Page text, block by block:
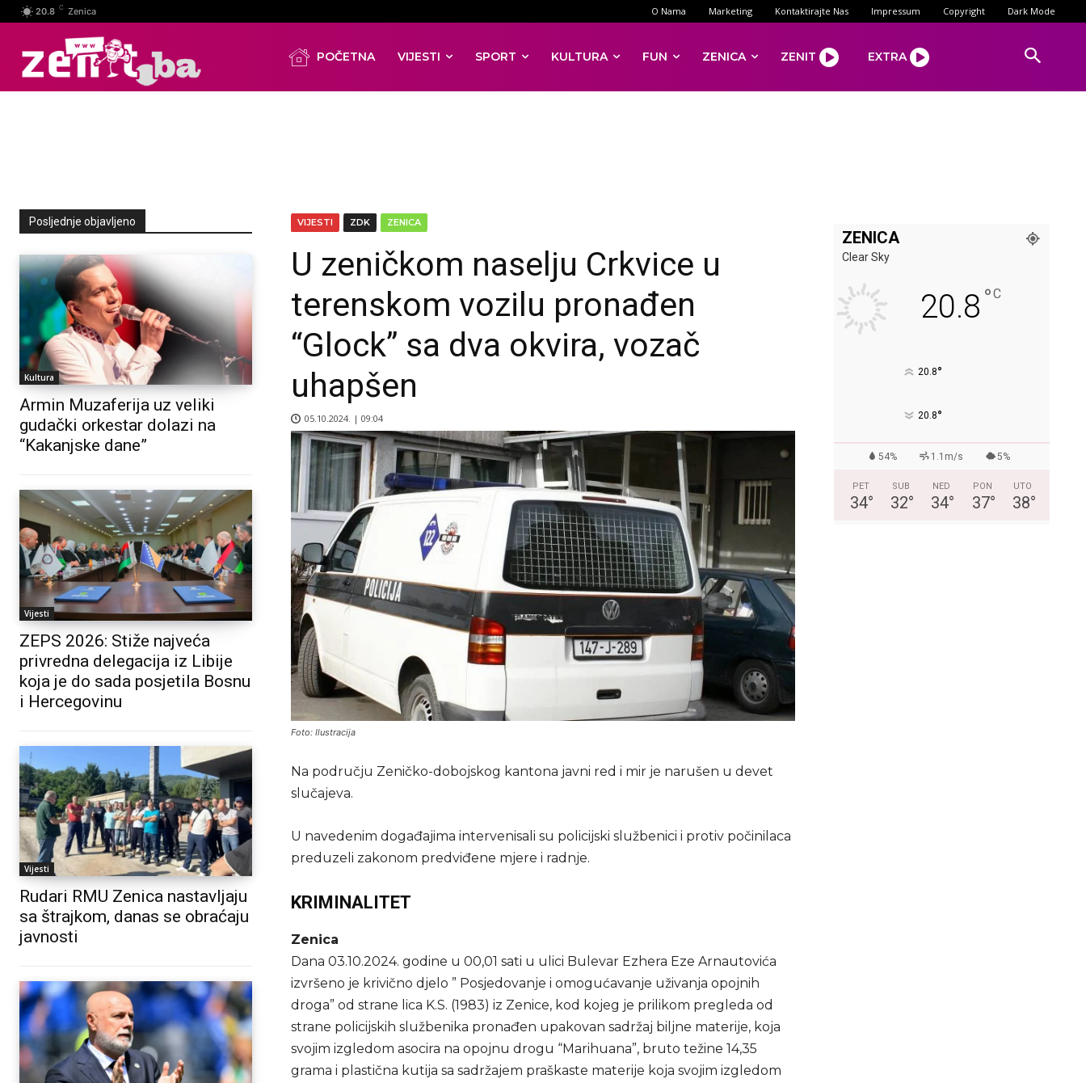
20.8 C Zenica O Nama Marketing Kontaktirajte Nas Impressum Copyright Dark Mode
POČETNA VIJESTI SPORT KULTURA FUN ZENICA ZENIT EXTRA
Posljednje objavljeno
Kultura
Armin Muzaferija uz veliki
gudački orkestar dolazi na
“Kakanjske dane”
Vijesti
ZEPS 2026: Stiže najveća
privredna delegacija iz Libije
koja je do sada posjetila Bosnu
i Hercegovinu
Vijesti
Rudari RMU Zenica nastavljaju
sa štrajkom, danas se obraćaju
javnosti
VIJESTI ZDK ZENICA
U zeničkom naselju Crkvice u
terenskom vozilu pronađen
“Glock” sa dva okvira, vozač
uhapšen
05.10.2024. | 09:04
Foto: Ilustracija
Na području Zeničko-dobojskog kantona javni red i mir je narušen u devet
slučajeva.
U navedenim događajima intervenisali su policijski službenici i protiv počinilaca
preduzeli zakonom predviđene mjere i radnje.
KRIMINALITET
Zenica
Dana 03.10.2024. godine u 00,01 sati u ulici Bulevar Ezhera Eze Arnautovića
izvršeno je krivično djelo ” Posjedovanje i omogućavanje uživanja opojnih
droga” od strane lica K.S. (1983) iz Zenice, kod kojeg je prilikom pregleda od
strane policijskih službenika pronađen upakovan sadržaj biljne materije, koja
svojim izgledom asocira na opojnu drogu “Marihuana”, bruto težine 14,35
grama i plastična kutija sa sadržajem praškaste materije koja svojim izgledom
ZENICA
Clear Sky
20.8 °C
20.8°
20.8°
54% 1.1m/s 5%
PET
34°
SUB
32°
NED
34°
PON
37°
UTO
38°